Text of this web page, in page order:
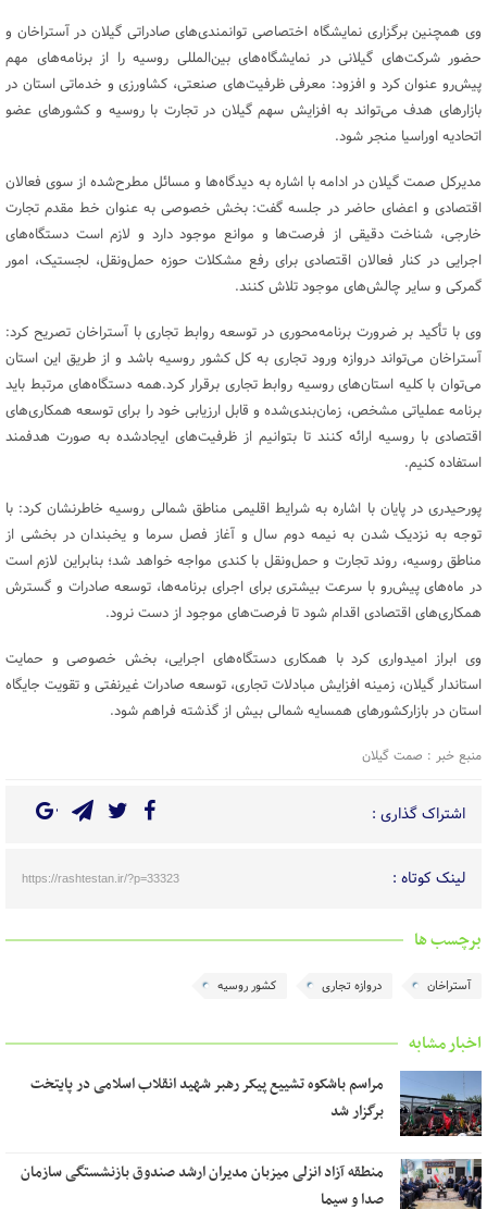
وی همچنین برگزاری نمایشگاه اختصاصی توانمندی‌های صادراتی گیلان در آستراخان و
حضور شرکت‌های گیلانی در نمایشگاه‌های بین‌المللی روسیه را از برنامه‌های مهم
پیش‌رو عنوان کرد و افزود: معرفی ظرفیت‌های صنعتی، کشاورزی و خدماتی استان در
بازارهای هدف می‌تواند به افزایش سهم گیلان در تجارت با روسیه و کشورهای عضو
اتحادیه اوراسیا منجر شود.
مدیرکل صمت گیلان در ادامه با اشاره به دیدگاه‌ها و مسائل مطرح‌شده از سوی فعالان
اقتصادی و اعضای حاضر در جلسه گفت: بخش خصوصی به عنوان خط مقدم تجارت
خارجی، شناخت دقیقی از فرصت‌ها و موانع موجود دارد و لازم است دستگاه‌های
اجرایی در کنار فعالان اقتصادی برای رفع مشکلات حوزه حمل‌ونقل، لجستیک، امور
گمرکی و سایر چالش‌های موجود تلاش کنند.
وی با تأکید بر ضرورت برنامه‌محوری در توسعه روابط تجاری با آستراخان تصریح کرد:
آستراخان می‌تواند دروازه ورود تجاری به کل کشور روسیه باشد و از طریق این استان
می‌توان با کلیه استان‌های روسیه روابط تجاری برقرار کرد.همه دستگاه‌های مرتبط باید
برنامه عملیاتی مشخص، زمان‌بندی‌شده و قابل ارزیابی خود را برای توسعه همکاری‌های
اقتصادی با روسیه ارائه کنند تا بتوانیم از ظرفیت‌های ایجادشده به صورت هدفمند
استفاده کنیم.
پورحیدری در پایان با اشاره به شرایط اقلیمی مناطق شمالی روسیه خاطرنشان کرد: با
توجه به نزدیک شدن به نیمه دوم سال و آغاز فصل سرما و یخبندان در بخشی از
مناطق روسیه، روند تجارت و حمل‌ونقل با کندی مواجه خواهد شد؛ بنابراین لازم است
در ماه‌های پیش‌رو با سرعت بیشتری برای اجرای برنامه‌ها، توسعه صادرات و گسترش
همکاری‌های اقتصادی اقدام شود تا فرصت‌های موجود از دست نرود.
وی ابراز امیدواری کرد با همکاری دستگاه‌های اجرایی، بخش خصوصی و حمایت
استاندار گیلان، زمینه افزایش مبادلات تجاری، توسعه صادرات غیرنفتی و تقویت جایگاه
استان در بازارکشورهای همسایه شمالی بیش از گذشته فراهم شود.
منبع خبر : صمت گیلان
اشتراک گذاری :
لینک کوتاه : https://rashtestan.ir/?p=33323
برچسب ها
آستراخان دروازه تجاری کشور روسیه
اخبار مشابه
مراسم باشکوه تشییع پیکر رهبر شهید انقلاب اسلامی در پایتخت
برگزار شد
منطقه آزاد انزلی میزبان مدیران ارشد صندوق بازنشستگی سازمان
صدا و سیما